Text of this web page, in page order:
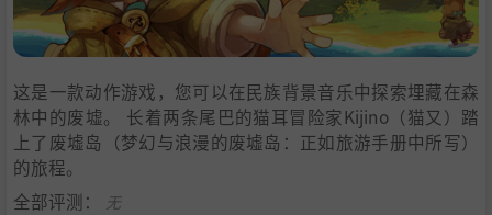
7.支持作者
8.学习
这是一款动作游戏，您可以在民族背景音乐中探索埋藏在森
林中的废墟。 长着两条尾巴的猫耳冒险家Kijino（猫又）踏
上了废墟岛（梦幻与浪漫的废墟岛：正如旅游手册中所写）
的旅程。
全部评测：
无